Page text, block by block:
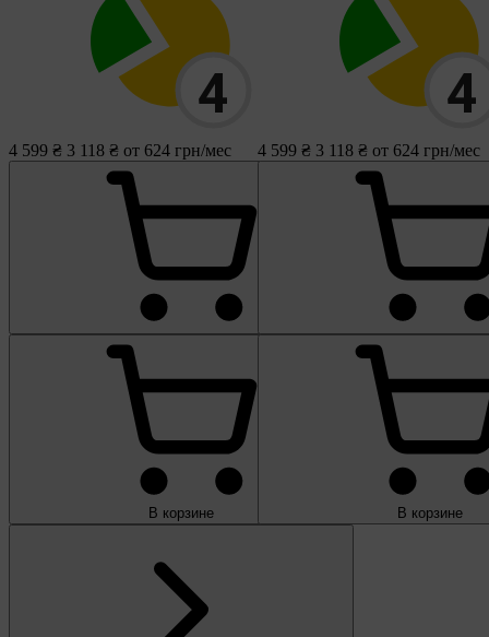
4 599 ₴ 3 118 ₴ от 624 грн/мес
В корзине
4 599 ₴ 3 118 ₴ от 624 грн/мес
В корзине